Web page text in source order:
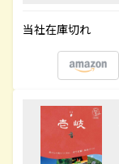
当社在庫切れ